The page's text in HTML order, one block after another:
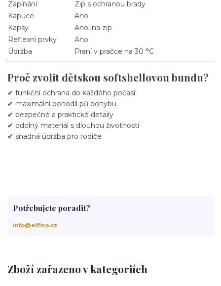
Zapínání
Zip s ochranou brady
Kapuce
Ano
Kapsy
Ano, na zip
Reflexní prvky
Ano
Údržba
Praní v pračce na 30 °C
Proč zvolit dětskou softshellovou bundu?
✔ funkční ochrana do každého počasí
✔ maximální pohodlí při pohybu
✔ bezpečné a praktické detaily
✔ odolný materiál s dlouhou životností
✔ snadná údržba pro rodiče
Zboží zařazeno v kategoriích
Potřebujete poradit?
info@elfino.cz